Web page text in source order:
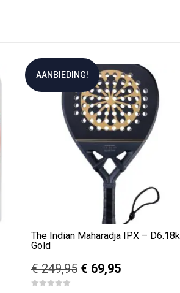
AANBIEDING!
The Indian Maharadja IPX – D6.18k
Gold
€249,95 Oorspronkelijke
€ 69,95Huidige